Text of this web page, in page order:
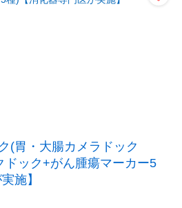
(胃・大腸カメラドック
ドック+がん腫瘍マーカー5
施】